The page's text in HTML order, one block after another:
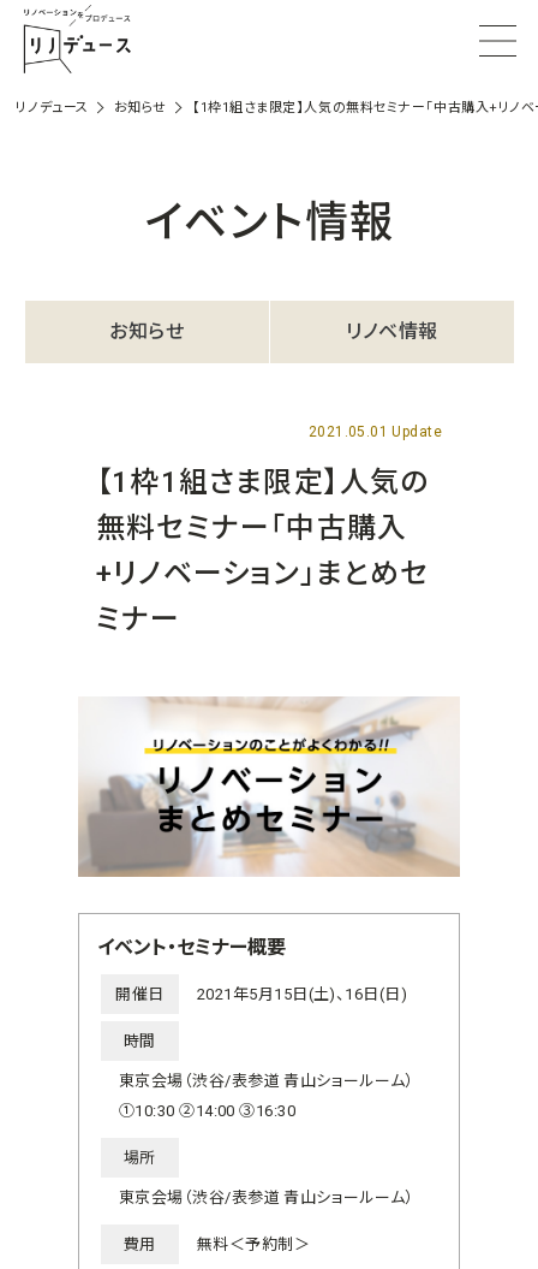
リノデュース お知らせ 【1枠1組さま限定】人気の無料セミナー「中古購入+リノベ
イベント情報
お知らせ リノベ情報
2021.05.01 Update
【1枠1組さま限定】人気の
無料セミナー「中古購入
+リノベーション」まとめセ
ミナー
イベント・セミナー概要
開催日 2021年5月15日(土)、16日(日)
時間
東京会場（渋谷/表参道 青山ショールーム）
①10:30 ②14:00 ③16:30
場所
東京会場（渋谷/表参道 青山ショールーム）
費用 無料＜予約制＞